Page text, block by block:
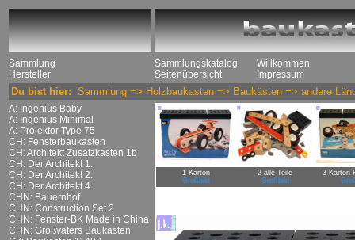
Sammlung
Hersteller
Sammlungskatalog
Seitenübersicht
Willkommen
Impressum
Du bist hier: Sammlung => Holzbaukasten => Baukästen => andere
A: Ingenius Baby
A: Ingenius Minimal
A: Projektor Type 75
CH: Fensterbaukasten
CH: Architekt Zusatzkasten 1b
CH: Der Architekt 1.
CH: Der Architekt 2.
CH: Der Architekt 4.
CHN: Bauernhof
CHN: Construction Set 2
CHN: Fenster-BK Made in China
CHN: Großvaters Baukasten
1 Karton
Großbild
2 alle Teile
Großbild
3 Karton-